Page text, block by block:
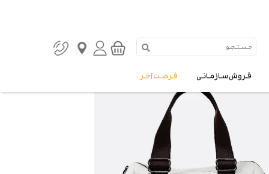
فروش سازمانی فرصت آخر